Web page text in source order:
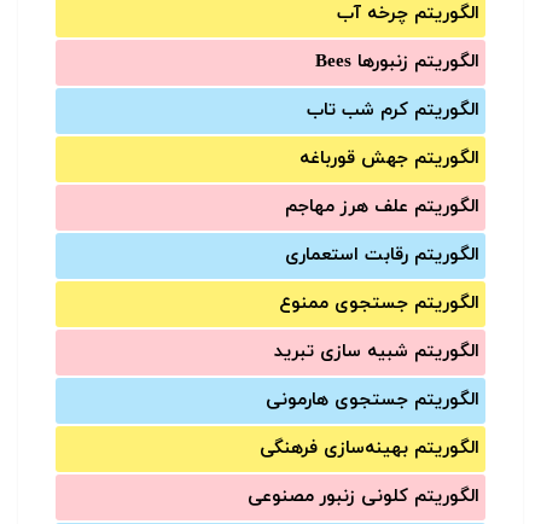
الگوریتم چرخه آب
الگوریتم زنبورها Bees
الگوریتم کرم شب تاب
الگوریتم جهش قورباغه
الگوریتم علف هرز مهاجم
الگوریتم رقابت استعماری
الگوریتم جستجوی ممنوع
الگوریتم شبیه سازی تبرید
الگوریتم جستجوی هارمونی
الگوریتم بهینه‌سازی فرهنگی
الگوریتم کلونی زنبور مصنوعی